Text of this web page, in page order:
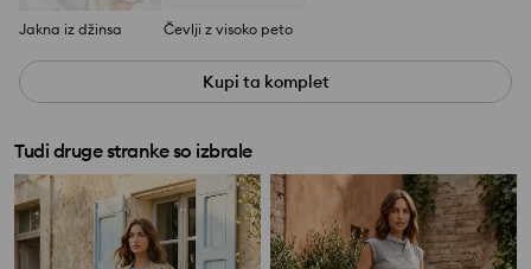
Jakna iz džinsa Čevlji z visoko peto
Kupi ta komplet
Tudi druge stranke so izbrale